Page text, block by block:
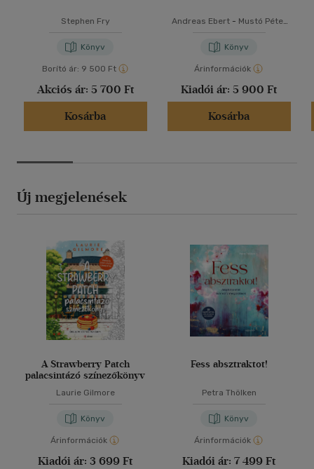
Stephen Fry
Könyv
Borító ár: 9 500 Ft
Akciós ár: 5 700 Ft
Kosárba
Andreas Ebert- Mustó Péter
Könyv
Árinformációk
Kiadói ár: 5 900 Ft
Kosárba
Új megjelenések
A Strawberry Patch
palacsintázó színezőkönyv
Laurie Gilmore
Könyv
Árinformációk
Kiadói ár: 3 699 Ft
Fess absztraktot!
Petra Thölken
Könyv
Árinformációk
Kiadói ár: 7 499 Ft